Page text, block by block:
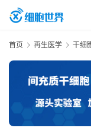
首页 再生医学 干细